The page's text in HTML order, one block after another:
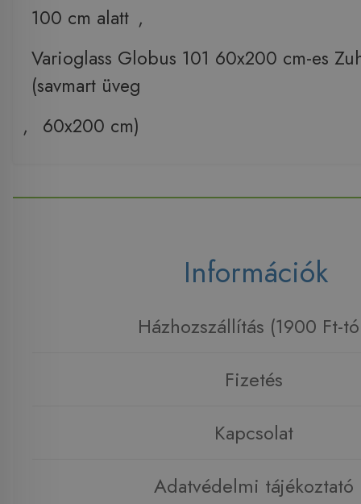
100 cm alatt ,
Varioglass Globus 101 60x200 cm-es
(savmart üveg
,
60x200 cm)
Információk
Házhozszállítás (1900 Ft-
Fizetés
Kapcsolat
Adatvédelmi tájékoztató